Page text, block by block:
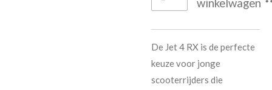
winkelwagen
De Jet 4 RX is de perfecte
keuze voor jonge
scooterrijders die